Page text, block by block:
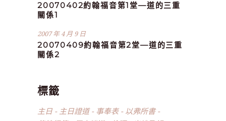
20070402約翰福音第1堂—道的三重
關係1
2007 年 4 月 9 日
20070409約翰福音第2堂—道的三重
關係2
標籤
主日 主日證道 事奉表
以弗所書